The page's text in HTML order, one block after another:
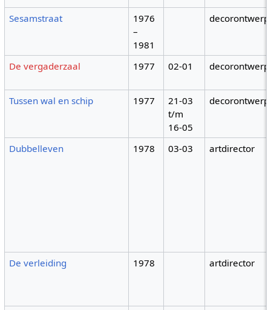
Sesamstraat
1976
–
1981
De vergaderzaal 1977 02-01
Tussen wal en schip 1977
21-03
t/m
16-05
Dubbelleven 1978 03-03 artdirector
De verleiding 1978 artdirector